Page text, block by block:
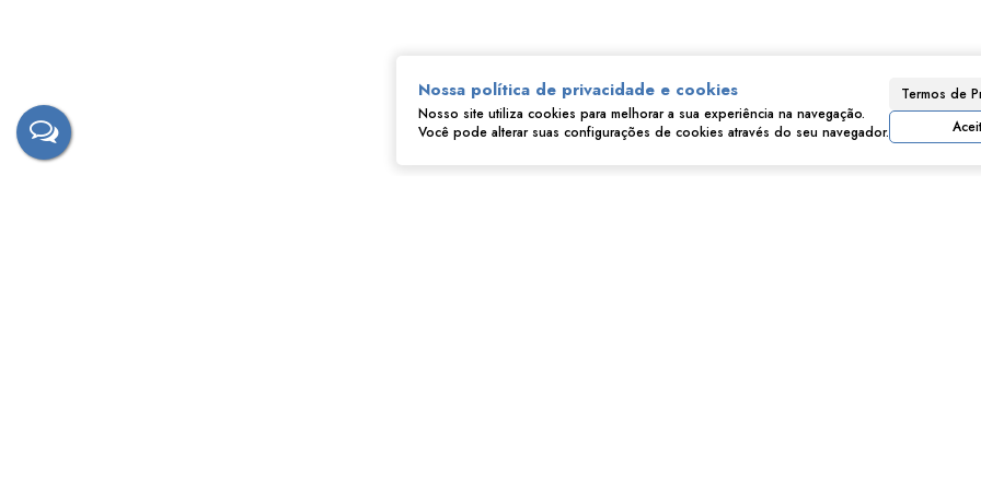
Nossa política de privacidade e cookies
Nosso site utiliza cookies para melhorar a sua experiência na navegação.
Você pode alterar suas configurações de cookies através do seu navegador.
Termos de
Consulte nossos Corretores